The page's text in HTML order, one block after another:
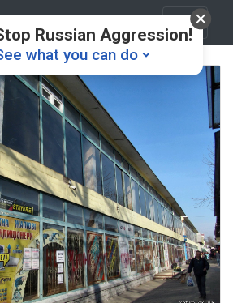
Russian Aggression!
what you can do
💸
Ukraine ❤